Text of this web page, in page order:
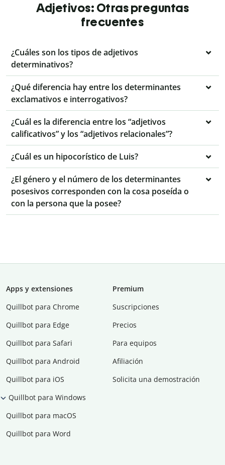
Adjetivos: Otras preguntas
frecuentes
¿Cuáles son los tipos de adjetivos
determinativos?
¿Qué diferencia hay entre los determinantes
exclamativos e interrogativos?
¿Cuál es la diferencia entre los “adjetivos
calificativos” y los “adjetivos relacionales”?
¿Cuál es un hipocorístico de Luis?
¿El género y el número de los determinantes
posesivos corresponden con la cosa poseída o
con la persona que la posee?
Apps y extensiones
Quillbot para Chrome
Quillbot para Edge
Quillbot para Safari
Quillbot para Android
Quillbot para iOS
Quillbot para Windows
Quillbot para macOS
Quillbot para Word
Premium
Suscripciones
Precios
Para equipos
Afiliación
Solicita una demostración